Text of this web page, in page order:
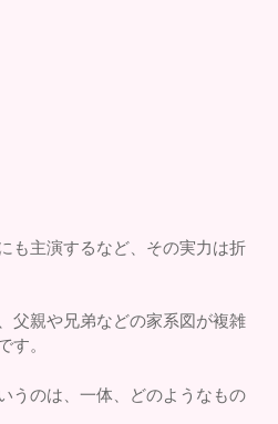
も主演するなど、その実力は折
父親や兄弟などの家系図が複雑
す。
うのは、一体、どのようなもの